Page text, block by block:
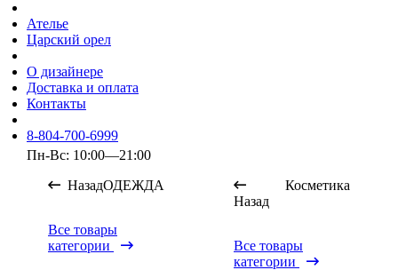
Ателье
Царский орел
О дизайнере
Доставка и оплата
Контакты
8-804-700-6999
Пн-Вс: 10:00—21:00
НазадОДЕЖДА
Все товары
категории
Назад
Косметика
Все товары
категории